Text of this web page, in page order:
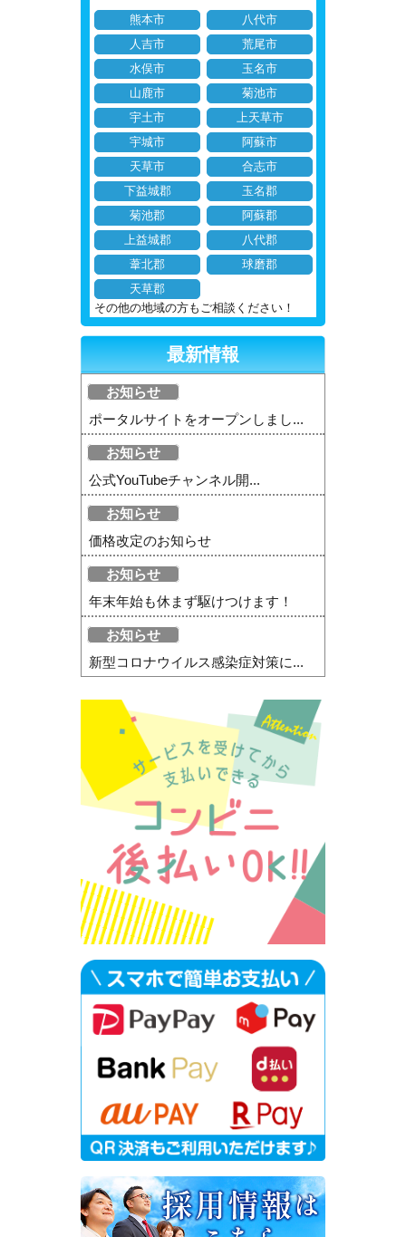
熊本市
八代市
人吉市
荒尾市
水俣市
玉名市
山鹿市
菊池市
宇土市
上天草市
宇城市
阿蘇市
天草市
合志市
下益城郡
玉名郡
菊池郡
阿蘇郡
上益城郡
八代郡
葦北郡
球磨郡
天草郡
その他の地域の方もご相談ください！
最新情報
お知らせ
ポータルサイトをオープンしまし...
お知らせ
公式YouTubeチャンネル開...
お知らせ
価格改定のお知らせ
お知らせ
年末年始も休まず駆けつけます！
お知らせ
新型コロナウイルス感染症対策に...